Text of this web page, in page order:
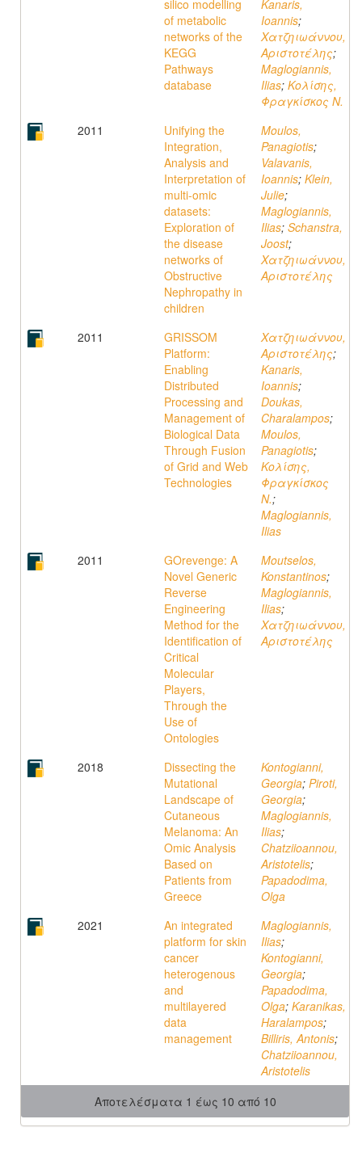
silico modelling
of metabolic
networks of the
KEGG
Pathways
database
Kanaris,
Ioannis;
Χατζηιωάννου,
Αριστοτέλης;
Maglogiannis,
Ilias; Κολίσης,
Φραγκίσκος Ν.
2011
Unifying the
Integration,
Analysis and
Interpretation of
multi-omic
datasets:
Exploration of
the disease
networks of
Obstructive
Nephropathy in
children
Moulos,
Panagiotis;
Valavanis,
Ioannis; Klein,
Julie;
Maglogiannis,
Ilias; Schanstra,
Joost;
Χατζηιωάννου,
Αριστοτέλης
2011
GRISSOM
Platform:
Enabling
Distributed
Processing and
Management of
Biological Data
Through Fusion
of Grid and Web
Technologies
Χατζηιωάννου,
Αριστοτέλης;
Kanaris,
Ioannis;
Doukas,
Charalampos;
Moulos,
Panagiotis;
Κολίσης,
Φραγκίσκος
Ν.;
Maglogiannis,
Ilias
2011
GOrevenge: A
Novel Generic
Reverse
Engineering
Method for the
Identification of
Critical
Molecular
Players,
Through the
Use of
Ontologies
Moutselos,
Konstantinos;
Maglogiannis,
Ilias;
Χατζηιωάννου,
Αριστοτέλης
2018
Dissecting the
Mutational
Landscape of
Cutaneous
Melanoma: An
Omic Analysis
Based on
Patients from
Greece
Kontogianni,
Georgia; Piroti,
Georgia;
Maglogiannis,
Ilias;
Chatziioannou,
Aristotelis;
Papadodima,
Olga
2021
An integrated
platform for skin
cancer
heterogenous
and
multilayered
data
management
Maglogiannis,
Ilias;
Kontogianni,
Georgia;
Papadodima,
Olga; Karanikas,
Haralampos;
Billiris, Antonis;
Chatziioannou,
Aristotelis
Αποτελέσματα 1 έως 10 από 10